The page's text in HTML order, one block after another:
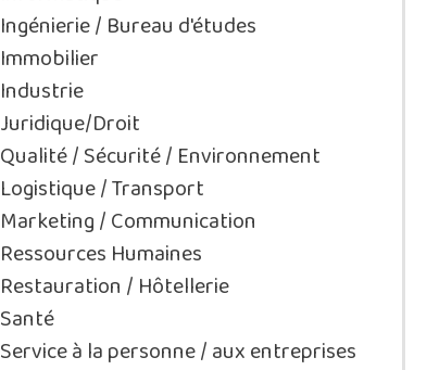
Ingénierie / Bureau d'études
Immobilier
Industrie
Juridique/Droit
Qualité / Sécurité / Environnement
Logistique / Transport
Marketing / Communication
Ressources Humaines
Restauration / Hôtellerie
Santé
Service à la personne / aux entreprises